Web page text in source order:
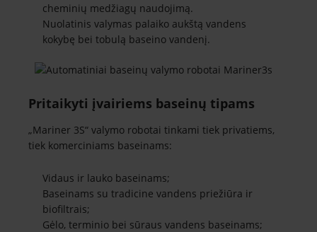
cheminių medžiagų naudojimą.
Nuolatinis valymas palaiko aukštą vandens
kokybę bei tobulą baseino vandenį.
Pritaikyti įvairiems baseinų tipams
„Mariner 3S“ valymo robotai tinkami tiek privatiems,
tiek komerciniams baseinams:
Vidaus ir lauko baseinams;
Baseinams su tradicine vandens priežiūra ir
biofiltrais;
Gėlo, terminio bei sūraus vandens baseinams;